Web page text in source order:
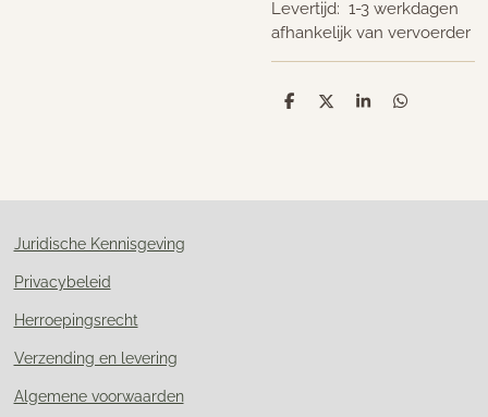
Levertijd: 1-3 werkdagen
afhankelijk van vervoerder
D
D
S
D
Juridische Kennisgeving
Privacybeleid
Herroepingsrecht
Verzending en levering
Algemene voorwaarden